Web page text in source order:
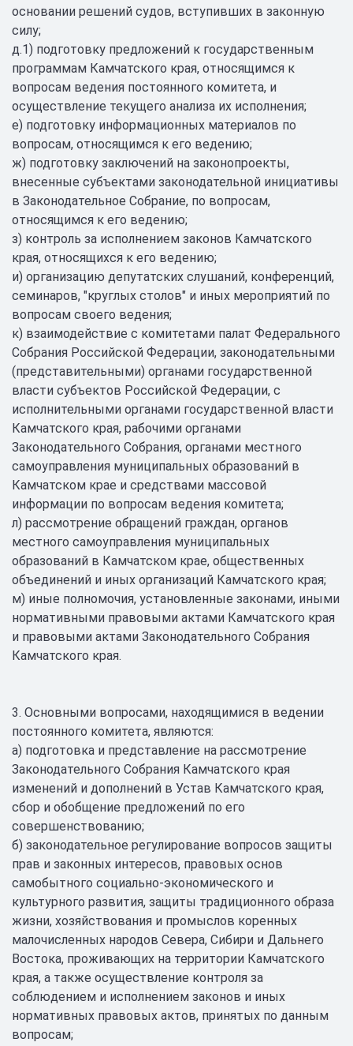
основании решений судов, вступивших в законную
силу;
д.1) подготовку предложений к государственным
программам Камчатского края, относящимся к
вопросам ведения постоянного комитета, и
осуществление текущего анализа их исполнения;
е) подготовку информационных материалов по
вопросам, относящимся к его ведению;
ж) подготовку заключений на законопроекты,
внесенные субъектами законодательной инициативы
в Законодательное Собрание, по вопросам,
относящимся к его ведению;
з) контроль за исполнением законов Камчатского
края, относящихся к его ведению;
и) организацию депутатских слушаний, конференций,
семинаров, "круглых столов" и иных мероприятий по
вопросам своего ведения;
к) взаимодействие с комитетами палат Федерального
Собрания Российской Федерации, законодательными
(представительными) органами государственной
власти субъектов Российской Федерации, с
исполнительными органами государственной власти
Камчатского края, рабочими органами
Законодательного Собрания, органами местного
самоуправления муниципальных образований в
Камчатском крае и средствами массовой
информации по вопросам ведения комитета;
л) рассмотрение обращений граждан, органов
местного самоуправления муниципальных
образований в Камчатском крае, общественных
объединений и иных организаций Камчатского края;
м) иные полномочия, установленные законами, иными
нормативными правовыми актами Камчатского края
и правовыми актами Законодательного Собрания
Камчатского края.
3. Основными вопросами, находящимися в ведении
постоянного комитета, являются:
а) подготовка и представление на рассмотрение
Законодательного Собрания Камчатского края
изменений и дополнений в Устав Камчатского края,
сбор и обобщение предложений по его
совершенствованию;
б) законодательное регулирование вопросов защиты
прав и законных интересов, правовых основ
самобытного социально-экономического и
культурного развития, защиты традиционного образа
жизни, хозяйствования и промыслов коренных
малочисленных народов Севера, Сибири и Дальнего
Востока, проживающих на территории Камчатского
края, а также осуществление контроля за
соблюдением и исполнением законов и иных
нормативных правовых актов, принятых по данным
вопросам;